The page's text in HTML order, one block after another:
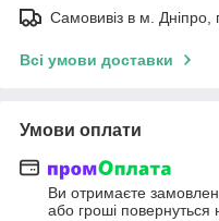
Самовивіз в м.
Всі умови доставки
Умови оплати
Ви отримаєте
або гроші повернуться